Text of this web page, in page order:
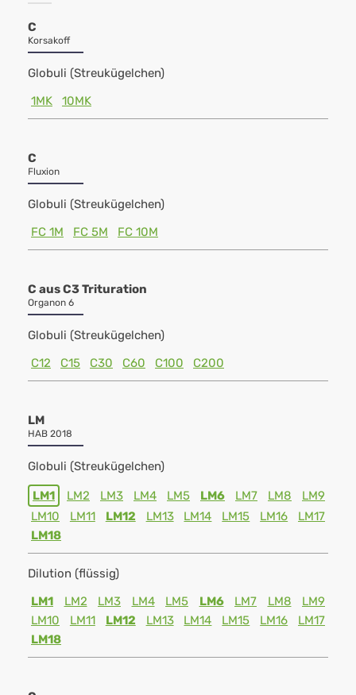
C
Korsakoff
Globuli (Streukügelchen)
1MK
10MK
C
Fluxion
Globuli (Streukügelchen)
FC 1M
FC 5M FC 10M
C aus C3 Trituration
Organon 6
Globuli (Streukügelchen)
C12
C15 C30 C60 C100 C200
LM
HAB 2018
Globuli (Streukügelchen)
LM1 LM2 LM3 LM4 LM5 LM6 LM7 LM8
LM9
LM10
LM11 LM12 LM13 LM14 LM15 LM16
LM17
LM18
Dilution (flüssig)
LM1
LM2 LM3 LM4 LM5 LM6 LM7 LM8
LM9
LM10
LM11 LM12 LM13 LM14 LM15 LM16
LM17
LM18